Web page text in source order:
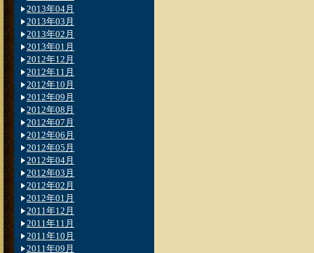
2013年04月
2013年03月
2013年02月
2013年01月
2012年12月
2012年11月
2012年10月
2012年09月
2012年08月
2012年07月
2012年06月
2012年05月
2012年04月
2012年03月
2012年02月
2012年01月
2011年12月
2011年11月
2011年10月
2011年09月